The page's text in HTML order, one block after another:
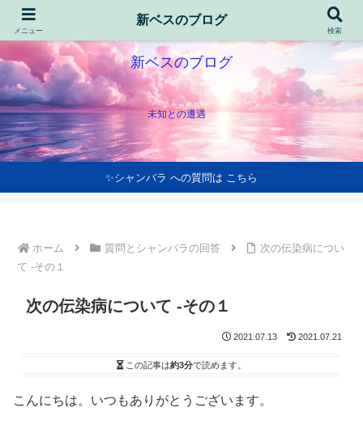
新ベスのブログ
未知との遭遇
✨シャンバラ への質問は こちら
ホーム 質問とシャンバラの回答
次の伝染病につい
て -その１
次の伝染病について -その１
2021.07.13 2021.07.21
この記事は約3分で読めます。
こんにちは。いつもありがとうございます。
メニュー
新ベスのブログ
検索